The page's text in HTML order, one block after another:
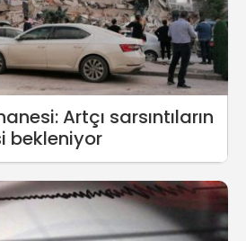
Artçı sarsıntıların
bekleniyor